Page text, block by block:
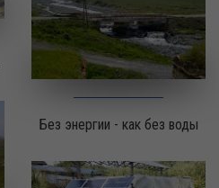
Без энергии - как без воды